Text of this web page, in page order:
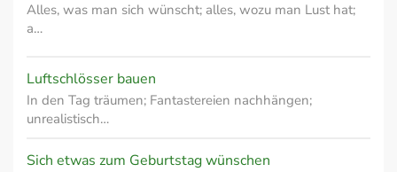
Alles, was man sich wünscht; alles, wozu man Lust hat;
a…
Luftschlösser bauen
In den Tag träumen; Fantastereien nachhängen;
unrealistisch…
Sich etwas zum Geburtstag wünschen